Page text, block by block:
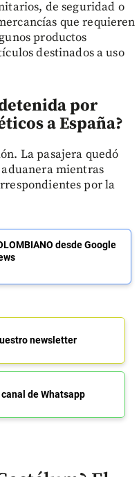
de seguridad o
que requieren
productos
destinados a uso
por
a España?
La pasajera quedó
mientras
por la
desde Google
newsletter
de Whatsapp